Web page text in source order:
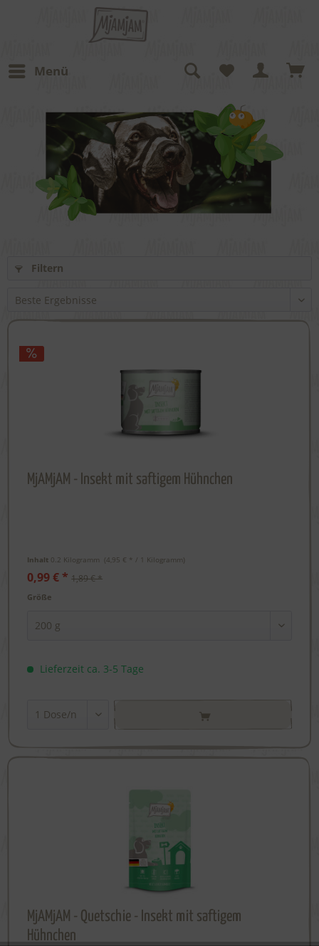
Menü
Filtern
MjAMjAM - Insekt mit saftigem Hühnchen
Inhalt 0.2 Kilogramm (4,95 € * / 1 Kilogramm)
0,99 € * 1,89 € *
Größe
Lieferzeit ca. 3-5 Tage
MjAMjAM - Quetschie - Insekt mit saftigem
Hühnchen